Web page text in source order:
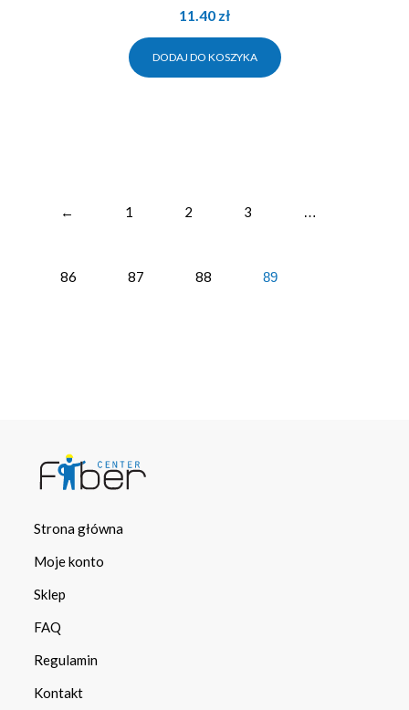
11.40 zł
DODAJ DO KOSZYKA
← 1 2 3 …
86 87 88 89
Strona główna
Moje konto
Sklep
FAQ
Regulamin
Kontakt